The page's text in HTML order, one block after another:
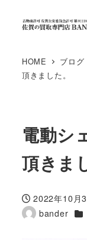
HOME ブログ
頂きました。
電動シ
頂きま
投稿日
2022年10月
著
bander カ